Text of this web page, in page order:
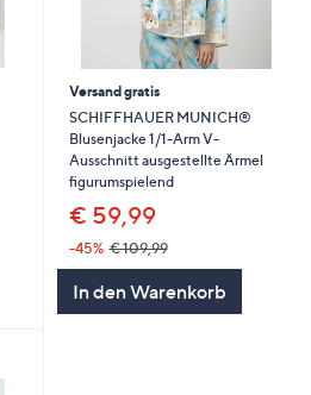
Versand gratis
SCHIFFHAUER MUNICH®
Blusenjacke 1/1-Arm V-
Ausschnitt ausgestellte Ärmel
figurumspielend
€ 59,99
-45% € 109,99
In den Warenkorb